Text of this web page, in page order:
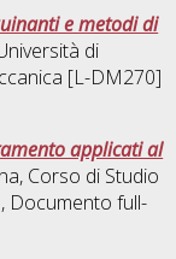
e metodi di
di
[L-DM270]
applicati al
Corso di Studio
, Documento full-